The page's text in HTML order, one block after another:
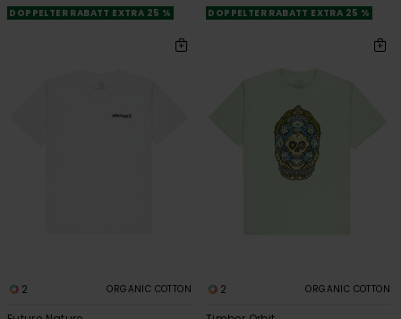
DOPPELTER RABATT EXTRA 25 %
DOPPELTER RABATT EXTRA 25 %
2 ORGANIC COTTON 2 ORGANIC COTTON